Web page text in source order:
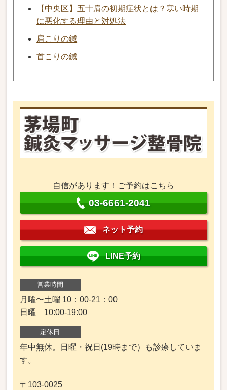
【中央区】五十肩の初期症状とは？寒い時期
に悪化する理由と対処法
肩こりの鍼
首こりの鍼
自信があります！ご予約はこちら
03-6661-2041
ネット予約
LINE予約
営業時間
月曜〜土曜 10：00-21：00
日曜 10:00-19:00
定休日
年中無休。日曜・祝日(19時まで）も診療していま
す。
〒103-0025